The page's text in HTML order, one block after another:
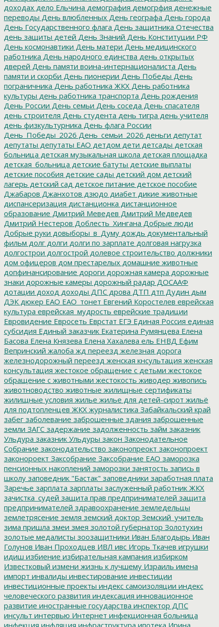
доходах дело Ельчина демография демогрфия денежные
переводы День влюбленных День географа День города
День Государственного флага День защитника Отечества
день защиты детей День Знаний День Конституции РФ
День космонавтики День матери День медицинского
работника День народного единства день открытых
дверей День памяти воина-интернационалиста День
памяти и скорби День пионерии День Победы День
пограничника День работника ЖКХ День работника
культуры день работника транспорта День рождения
День России День семьи День соседа День спасателя
день строителя День студента день тигра день учителя
день физкультурника День флага России
День_Победы_2026 День_семьи_2026 деньги депутат
депутаты депутаты ЕАО детдом дети детсады детская
больница детская музыкальная школа детская площадка
детская_больница детские батуты детские выплаты
детские пособия детские сады детский дом детский
лагерь детский сад детское питание детское пособие
Джабаров Джанхотов дзюдо диабет дикие животные
диспансеризация дистанционка дистанционное
образование Дмитрий Меведев Дмитрий Медведев
Дмитрий Нестеров Доблесть_Хингана Добрые люди
Добрые руки довыборы_в_Думу дождь документальный
фильм долг долги долги по зарплате долговая нагрузка
долгострои долгострой долевое строительство должники
дом офицеров дом престарелых домашние животные
допфинансирование дороги дорожная камера дорожные
знаки дорожные камеры дорожный радар ДОСААФ
дотации доход доходы ДПС дрова ДТП дтп Дудин дым
ДЭК дюкер ЕАО ЕАО_тонет Евгений Коростелев еврейская
культура еврейская_мудрость еврейские традиции
Евровидение Евросеть Еврстат ЕГЭ Единая Россия единая
субсидия Единый заказчик Екатерина Румянцева Елена
Басова Елена Князева Елена Хахалева ель ЕНВД Ефим
Вепринский жалоба жд переезд железная дорога
железнодорожный переезд женская кнсультация женская
консультация жестокое обращение с детьми жестокое
обращение с животными жестокость живодер живопись
животноводство животные жилищные сертификаты
жилищные условия жилье жилье для детей-сирот жильё
для подтопленцев ЖКХ журналистика Забайкальский край
забег заболевание заброшенные здания заброшенные
земли ЗАГС задержание задолженность займ заказник
Ульдура заказник Ульдуры закон Законодательное
Собрание законодательство законопреокт законопроект
законороект Заксобрание Заксобрание ЕАО заморозка
пенсионных накоплений заморозки занятость запись в
школу заповедник "Бастак" заповедники заработная плата
Заречье зарплата зарплаты заслуженный работник ЖКХ
зачистка_судей защита прав предпринимателей защита
предпринимателей здравоохранение земледельцы
землетрясение земля земский доктор Земский_учитель
зима пришла змеи змея золотой губернатор Золотухин
золотые медалисты зоозащитники Иван Благодырь Иван
Голунов Иван Проходцев ИВЛ ивс Игорь Ткачев игрушки
идиш избиение избирательная кампания избирком
Известковый измени жизнь к лучшему Израиль имена
импорт инвалиды инвестирование инвестиции
инвестиционные проекты индекс самоизоляции индекс
человеческого развития индексация инновационное
развитие иностранные государства инспектор ДПС
инсульт интервью Интернет инфекционная больница
инфекция инфляция инфраструктура ипотека Ирина